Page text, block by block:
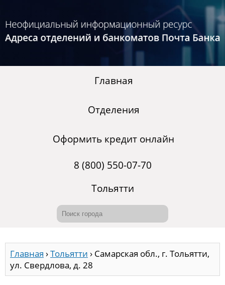
Главная
Отделения
Оформить кредит онлайн
8 (800) 550-07-70
Тольятти
Главная ›Тольятти › Самарская обл., г. Тольятти,
ул. Свердлова, д. 28